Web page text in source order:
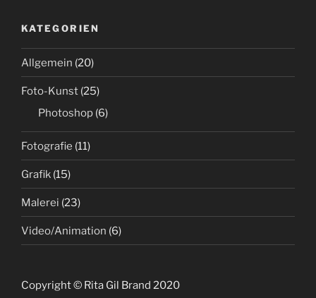
KATEGORIEN
Allgemein (20)
Foto-Kunst (25)
Photoshop (6)
Fotografie (11)
Grafik (15)
Malerei (23)
Video/Animation (6)
Copyright © Rita Gil Brand 2020